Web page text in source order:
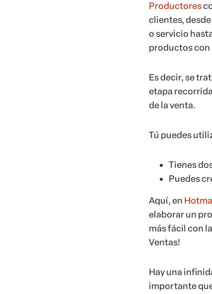
Productores
clientes,
o servicio
productos con
Es decir, se
etapa
de la venta.
Tú puedes
Tienes
Puedes
Aquí, en
elaborar un
más fácil con
Ventas!
Hay una
importante